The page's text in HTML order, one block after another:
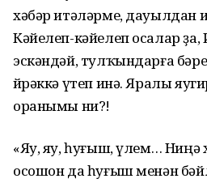
хәбәр итәләрме, дауылдан
Кәйелеп-кәйелеп осалар
эскәндәй, тулҡындарға
йөрәккә үтеп инә. Яралы
оранымы ни?!
«Яу, яу, һуғыш, үлем… Ниңә
осошон да һуғыш менән